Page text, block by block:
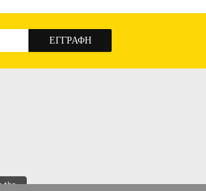
που αποζητούν τη δόξα. Ο δολοφόνος
ΣΥΜΦΩΝΙΑ